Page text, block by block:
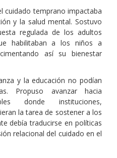
cuidado temprano impactaba
y la salud mental. Sostuvo
regulada de los adultos
habilitaban a los niños a
así su bienestar
y la educación no podían
Propuso avanzar hacia
donde instituciones,
la tarea de sostener a los
debía traducirse en políticas
relacional del cuidado en el